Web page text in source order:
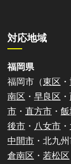
対応地域
福岡県
福岡市（東区 ・
南区 ・ 早良区 ・
市 ・ 直方市 ・
後市 ・ 八女市 ・
中間市 ・北九
倉南区 ・ 若松区